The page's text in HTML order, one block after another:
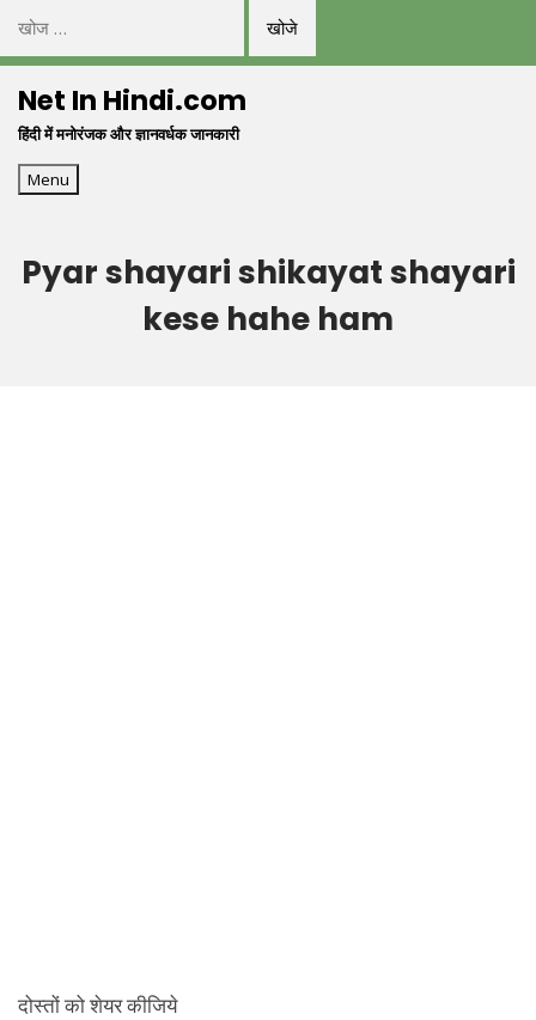
निम्न
को
खोजें:Net In Hindi.com
हिंदी में मनोरंजक और ज्ञानवर्धक जानकारी
Menu
Pyar shayari shikayat shayari
kese hahe ham
दोस्तों को शेयर कीजिये